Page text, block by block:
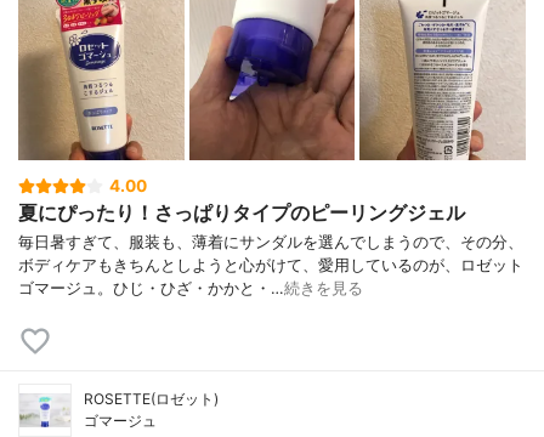
4.00
夏にぴったり！さっぱりタイプのピーリングジェル
毎日暑すぎて、服装も、薄着にサンダルを選んでしまうので、その分、
ボディケアもきちんとしようと心がけて、愛用しているのが、ロゼット
ゴマージュ。ひじ・ひざ・かかと・…続きを見る
ROSETTE(ロゼット)
ゴマージュ